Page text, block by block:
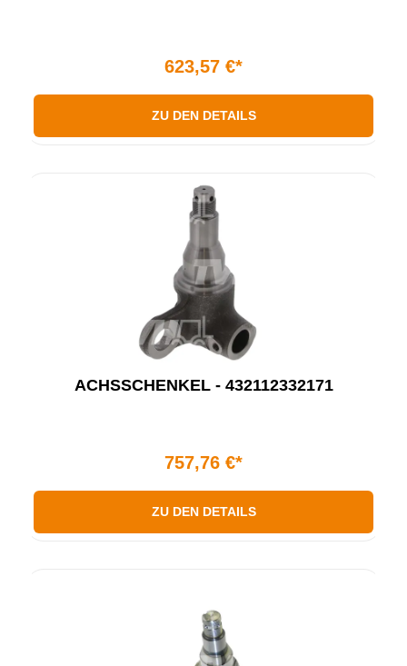
623,57 €*
ZU DEN DETAILS
ACHSSCHENKEL - 432112332171
757,76 €*
ZU DEN DETAILS